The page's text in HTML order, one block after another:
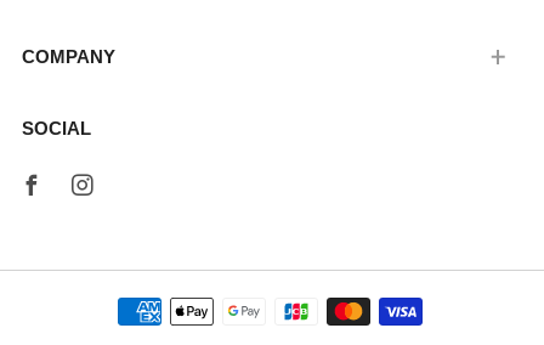
COMPANY
SOCIAL